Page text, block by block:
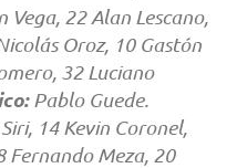
Vega, 22 Alan Lescano,
Oroz, 10 Gastón
32 Luciano
Pablo Guede.
14 Kevin Coronel,
Fernando Meza, 20